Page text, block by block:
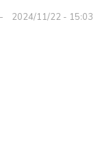
2024/11/22 - 15:03